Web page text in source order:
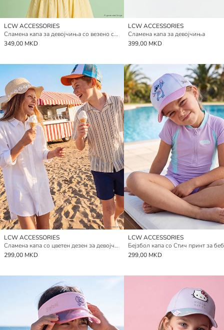
LCW ACCESSORIES
Сламена капа за девојчиња со везено срце
349,00 MKD
LCW ACCESSORIES
Сламена капа за девојчиња
399,00 MKD
LCW ACCESSORIES
Сламена капа со цветен дезен за девојчиња
299,00 MKD
LCW ACCESSORIES
299,00 MKD